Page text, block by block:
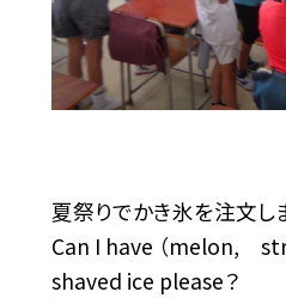
夏祭りでかき氷を注文し
Can I have （melon,
shaved ice please？